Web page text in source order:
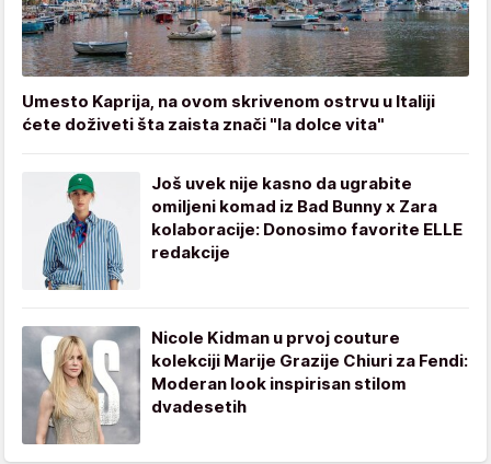
Umesto Kaprija, na ovom skrivenom ostrvu u Italiji
ćete doživeti šta zaista znači "la dolce vita"
Još uvek nije kasno da ugrabite
omiljeni komad iz Bad Bunny x Zara
kolaboracije: Donosimo favorite ELLE
redakcije
Nicole Kidman u prvoj couture
kolekciji Marije Grazije Chiuri za Fendi:
Moderan look inspirisan stilom
dvadesetih